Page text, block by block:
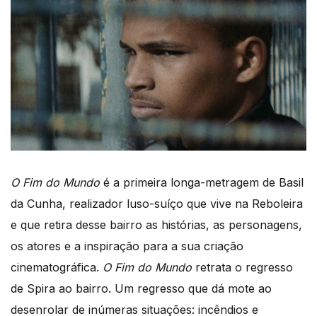
O Fim do Mundo é a primeira longa-metragem de Basil
da Cunha, realizador luso-suíço que vive na Reboleira
e que retira desse bairro as histórias, as personagens,
os atores e a inspiração para a sua criação
cinematográfica. O Fim do Mundo retrata o regresso
de Spira ao bairro. Um regresso que dá mote ao
desenrolar de inúmeras situações: incêndios e